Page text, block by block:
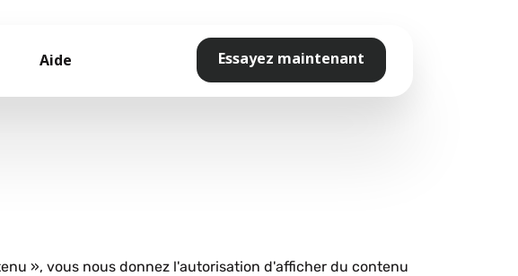
Aide Essayez maintenant
», vous nous donnez l'autorisation d'afficher du contenu